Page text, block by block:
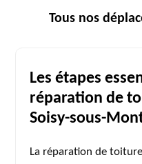
Tous nos
Les étapes
réparation de
Soisy-sous-
La réparation de